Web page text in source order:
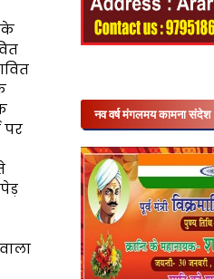
के
पर
नव वर्ष मंगलमय कामना संदेश